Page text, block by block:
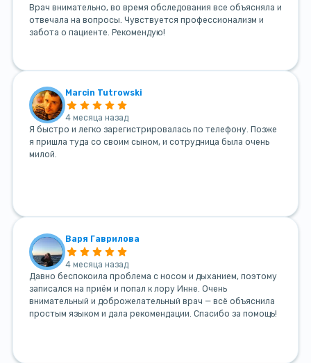
Врач внимательно, во время обследования все объясняла и
отвечала на вопросы. Чувствуется профессионализм и
забота о пациенте. Рекомендую!
Marcin Tutrowski
4 месяца назад
Я быстро и легко зарегистрировалась по телефону. Позже
я пришла туда со своим сыном, и сотрудница была очень
милой.
Варя Гаврилова
4 месяца назад
Давно беспокоила проблема с носом и дыханием, поэтому
записался на приём и попал к лору Инне. Очень
внимательный и доброжелательный врач — всё объяснила
простым языком и дала рекомендации. Спасибо за помощь!